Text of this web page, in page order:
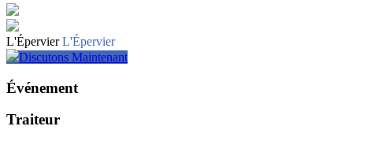
L'Épervier L'Épervier
Discutons Maintenant
Événement
Traiteur